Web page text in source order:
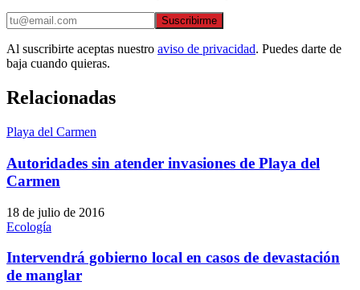
Suscribirme
Al suscribirte aceptas nuestro aviso de privacidad. Puedes darte de
baja cuando quieras.
Relacionadas
Playa del Carmen
Autoridades sin atender invasiones de Playa del
Carmen
18 de julio de 2016
Ecología
Intervendrá gobierno local en casos de devastación
de manglar